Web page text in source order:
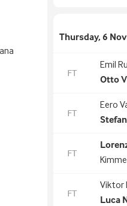
Thursday, 6
FT
Emil
Otto
FT
Eero
FT
FT
Viktor
Luca